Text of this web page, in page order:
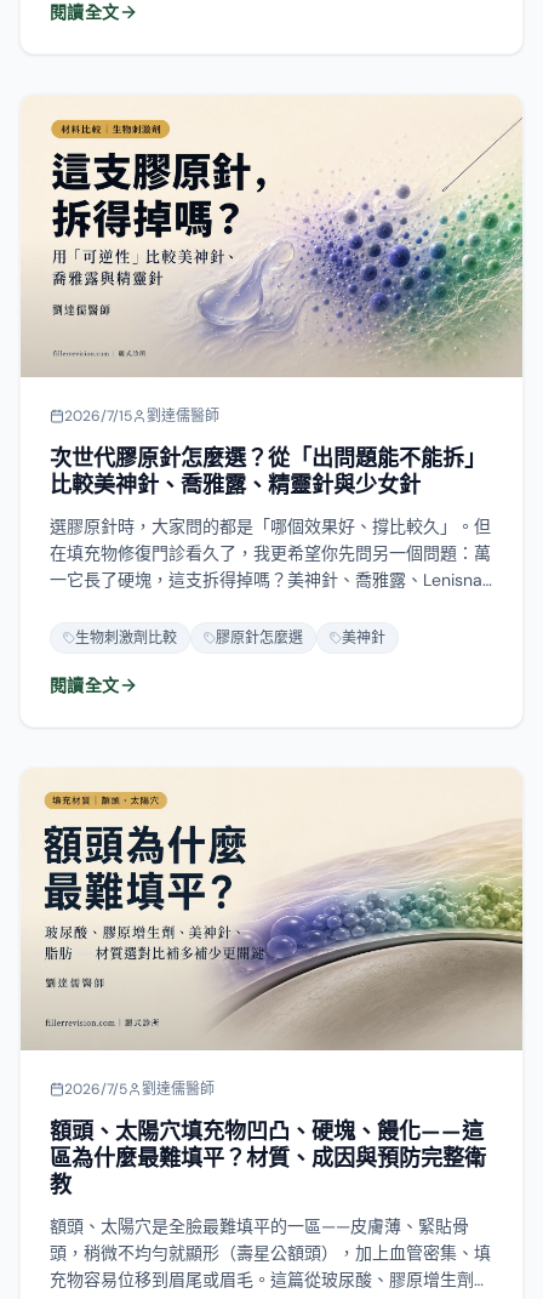
軸、五種結節怎麼分流，談到什麼時候該用超音波導引取
閱讀全文
2026/7/15 劉達儒醫師
次世代膠原針怎麼選？從「出問題能不能拆」
比較美神針、喬雅露、精靈針與少女針
選膠原針時，大家問的都是「哪個效果好、撐比較久」。但
在填充物修復門診看久了，我更希望你先問另一個問題：萬
一它長了硬塊，這支拆得掉嗎？美神針、喬雅露、Lenisna
針、少女針、童顏針是純微球刺激劑，沒有任何酵素能溶；
多數比較文忽略的軸，把七支次世代生物刺激劑放進同一張
生物刺激劑比較 膠原針怎麼選 美神針
閱讀全文
2026/7/5 劉達儒醫師
額頭、太陽穴填充物凹凸、硬塊、饅化——這
區為什麼最難填平？材質、成因與預防完整衛
教
額頭、太陽穴是全臉最難填平的一區——皮膚薄、緊貼骨
頭，稍微不均勻就顯形（壽星公額頭），加上血管密集、填
充物容易位移到眉尾或眉毛。這篇從玻尿酸、膠原增生劑